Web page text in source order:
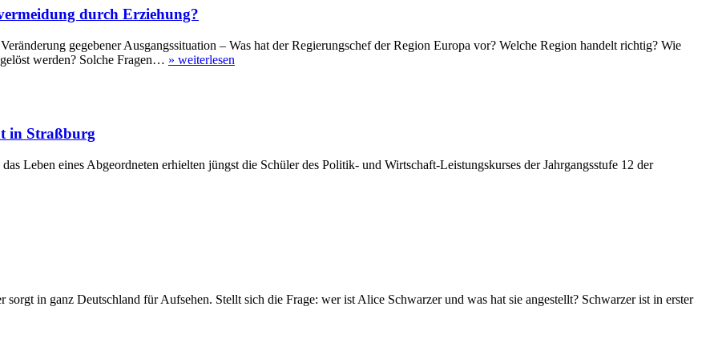
durch Erziehung?
gegebener Ausgangssituation – Was hat der Regierungschef der Region Europa vor? Welche Region handelt richtig? Wie
werden? Solche Fragen… » weiterlesen
in Straßburg
eines Abgeordneten erhielten jüngst die Schüler des Politik- und Wirtschaft-Leistungs­kurses der Jahrgangsstufe 12 der
in ganz Deutschland für Aufsehen. Stellt sich die Frage: wer ist Alice Schwarzer und was hat sie angestellt? Schwarzer ist in erster